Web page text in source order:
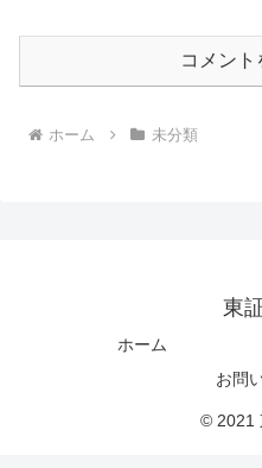
コメント
ホーム 未分類
東
ホーム
お問
© 2021